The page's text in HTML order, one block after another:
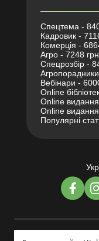
Спецтема -
Кадровик -
Комерція -
Агро - 7248
Спецрозбір -
Вебінари -
Online
Online
Online
Популярні